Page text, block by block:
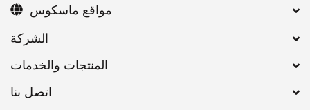
اتصل بنا
مواقع ماسكوس